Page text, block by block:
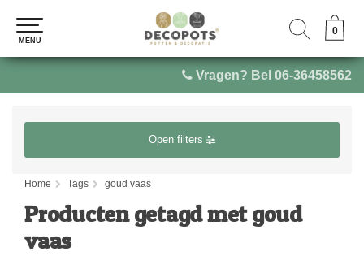
Vragen? Bel 06-36458562
0
MENU
0
MENU
Open filters
Home Tags goud vaas
Producten getagd met goud
vaas